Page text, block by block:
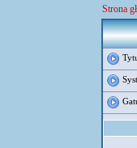
Strona